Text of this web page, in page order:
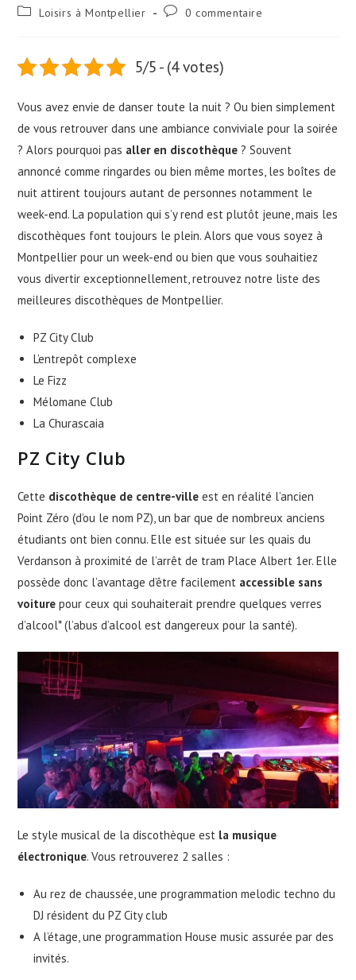
Loisirs à Montpellier
0 commentaire
5/5 - (4 votes)
Vous avez envie de danser toute la nuit ? Ou bien simplement
de vous retrouver dans une ambiance conviviale pour la soirée
? Alors pourquoi pas aller en discothèque ? Souvent
annoncé comme ringardes ou bien même mortes, les boîtes de
nuit attirent toujours autant de personnes notamment le
week-end. La population qui s’y rend est plutôt jeune, mais les
discothèques font toujours le plein. Alors que vous soyez à
Montpellier pour un week-end ou bien que vous souhaitiez
vous divertir exceptionnellement, retrouvez notre liste des
meilleures discothèques de Montpellier.
PZ City Club
L’entrepôt complexe
Le Fizz
Mélomane Club
La Churascaia
PZ City Club
Cette discothèque de centre-ville est en réalité l’ancien
Point Zéro (d’ou le nom PZ), un bar que de nombreux anciens
étudiants ont bien connu. Elle est située sur les quais du
Verdanson à proximité de l’arrêt de tram Place Albert 1er. Elle
possède donc l’avantage d’être facilement accessible sans
voiture pour ceux qui souhaiterait prendre quelques verres
d’alcool* (l’abus d’alcool est dangereux pour la santé).
Le style musical de la discothèque est la musique
électronique. Vous retrouverez 2 salles :
Au rez de chaussée, une programmation melodic techno du
DJ résident du PZ City club
A l’étage, une programmation House music assurée par des
invités.